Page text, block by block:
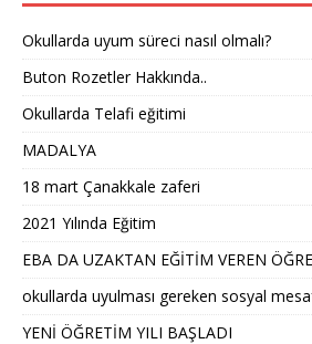
Okullarda uyum süreci nasıl olmalı?
Buton Rozetler Hakkında..
Okullarda Telafi eğitimi
MADALYA
18 mart Çanakkale zaferi
2021 Yılında Eğitim
EBA DA UZAKTAN EĞİTİM VEREN
okullarda uyulması gereken sosyal
YENİ ÖĞRETİM YILI BAŞLADI